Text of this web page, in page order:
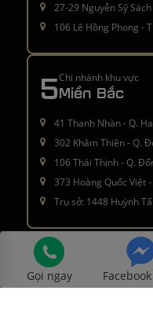
Gọi ngay
27-29 Nguyễn Sỹ Sách
106 Lê Hồng Phong -
5Chi nhánh khu vực
Miền Bắc
41 Thanh Nhàn - Q.
302 Khâm Thiên - Q.
106 Thái Thịnh - Q.
373 Hoàng Quốc Việt
Trụ sở: 1448 Huỳnh
Â© 2016 - 2021